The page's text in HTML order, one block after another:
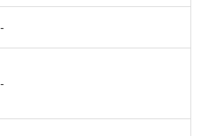
-
-